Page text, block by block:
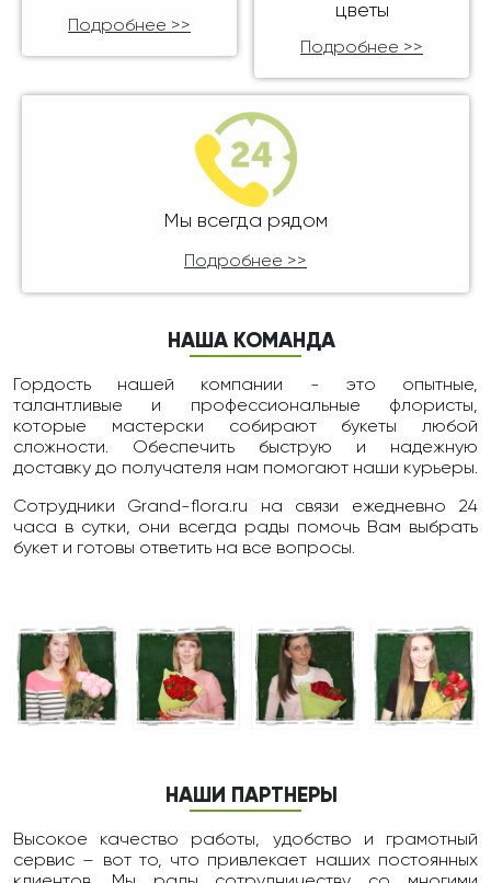
Подробнее >>
цветы
Подробнее >>
Мы всегда рядом
Подробнее >>
НАША КОМАНДА
Гордость нашей компании - это опытные,
талантливые и профессиональные флористы,
которые мастерски собирают букеты любой
сложности. Обеспечить быструю и надежную
доставку до получателя нам помогают наши курьеры.
Сотрудники Grand-flora.ru на связи ежедневно 24
чаcа в сутки, они всегда рады помочь Вам выбрать
букет и готовы ответить на все вопросы.
НАШИ ПАРТНЕРЫ
Высокое качество работы, удобство и грамотный
сервис – вот то, что привлекает наших постоянных